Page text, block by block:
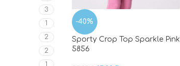
3
1
2
2
1
-40%
Sporty Crop Top Sparkle Pink
5856